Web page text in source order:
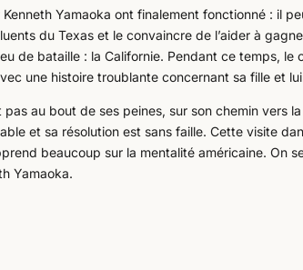
Yamaoka ont finalement fonctionné : il
du Texas et le convaincre de l’aider à
de bataille : la Californie. Pendant ce temps,
une histoire troublante concernant sa fille et
au bout de ses peines, sur son chemin vers
et sa résolution est sans faille. Cette visite
beaucoup sur la mentalité américaine. On
Yamaoka.